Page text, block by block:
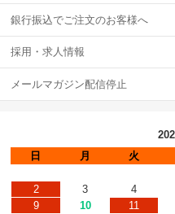
銀行振込でご注文のお客様へ
採用・求人情報
メールマガジン配信停止
日
月 火
2
3 4
9
10 11